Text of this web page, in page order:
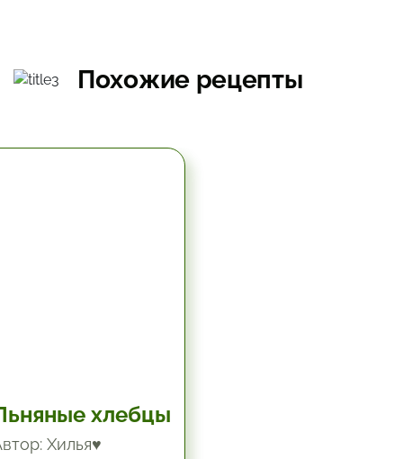
Похожие рецепты
хлебцы
Хилья♥